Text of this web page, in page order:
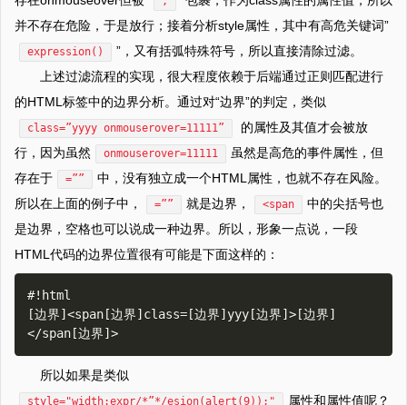
并不存在危险，于是放行；接着分析style属性，其中有高危关键词”
expression()
”，又有括弧特殊符号，所以直接清除过滤。
上述过滤流程的实现，很大程度依赖于后端通过正则匹配进行
的HTML标签中的边界分析。通过对“边界”的判定，类似
class=”yyyy onmouserover=11111”
的属性及其值才会被放
行，因为虽然
onmouserover=11111
虽然是高危的事件属性，但
存在于
=””
中，没有独立成一个HTML属性，也就不存在风险。
所以在上面的例子中，
=”” 就是边界， <span
中的尖括号也
是边界，空格也可以说成一种边界。所以，形象一点说，一段
HTML代码的边界位置很有可能是下面这样的：
#!html
[边界]<span[边界]class=[边界]yyy[边界]>[边界]
所以如果是类似
style="width:expr/*”*/esion(alert(9));"
属性和属性值呢？